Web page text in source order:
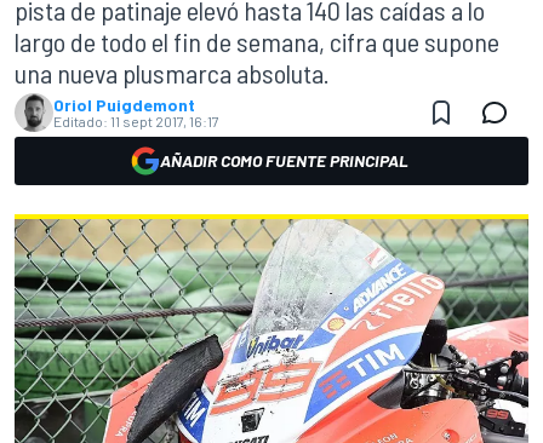
pista de patinaje elevó hasta 140 las caídas a lo
largo de todo el fin de semana, cifra que supone
una nueva plusmarca absoluta.
Oriol Puigdemont
Editado: 11 sept 2017, 16:17
AÑADIR COMO FUENTE PRINCIPAL